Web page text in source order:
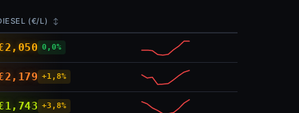
(€/L) ↕
0,0%
+1,8%
+3,8%